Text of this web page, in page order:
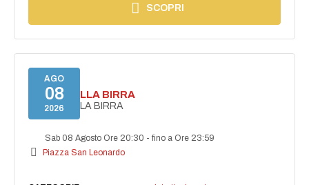
SCOPRI
AGO
08
2026
FESTA DELLA BIRRA
FESTA DELLA BIRRA
Sab 08 Agosto Ore 20:30 -fino a Ore 23:59
Piazza San Leonardo